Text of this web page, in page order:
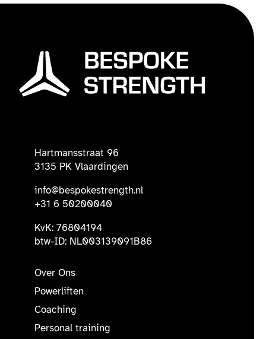
Hartmansstraat 96
3135 PK Vlaardingen
info@bespokestrength.nl
+31 6 50200040
KvK: 76804194
btw-ID: NL003139091B86
Over Ons
Powerliften
Coaching
Personal training